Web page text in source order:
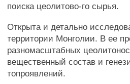
поиска цеолитово-го сырья.
Открыта и детально
территории Монголии. В ее
разномасштабных
вещественный состав и
топроявлений.